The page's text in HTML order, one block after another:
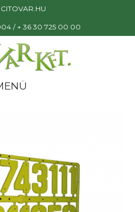
/ + 36 30 725 00 00